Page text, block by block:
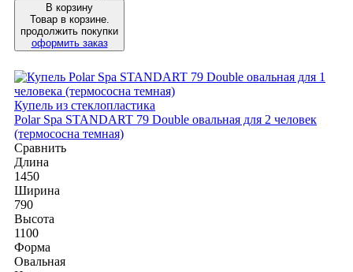
В корзину
Товар в корзине.
продолжить покупки
оформить заказ
Купель из стеклопластика
Polar Spa STANDART 79 Double овальная для 2 человек
(термососна темная)
Сравнить
Длина
1450
Ширина
790
Высота
1100
Форма
Овальная